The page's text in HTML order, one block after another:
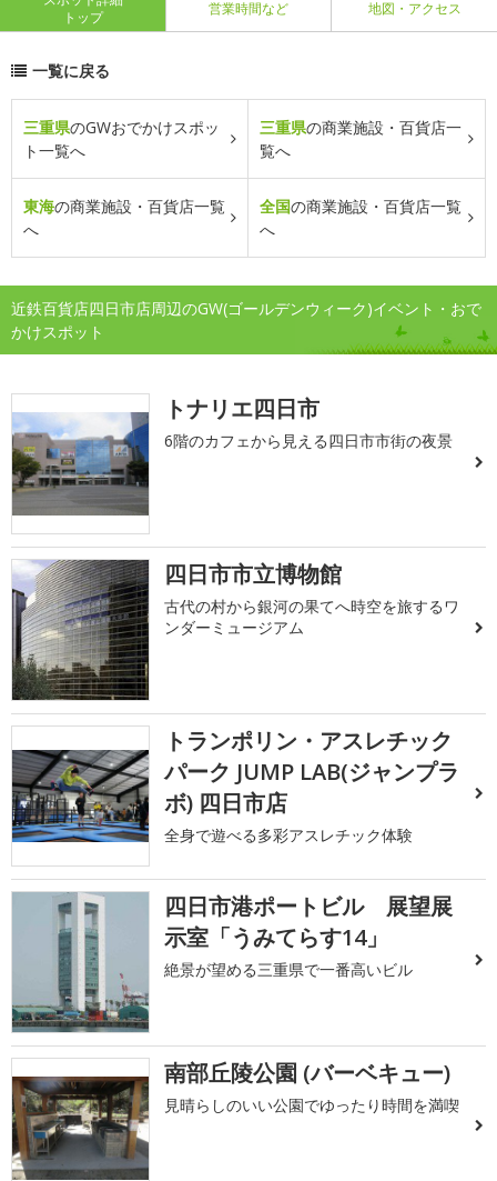
トップ
営業時間など 地図・アクセス
一覧に戻る
三重県のGWおでかけスポッ
ト一覧へ
三重県の商業施設・百貨店一
覧へ
東海の商業施設・百貨店一覧
へ
全国の商業施設・百貨店一覧
へ
近鉄百貨店四日市店周辺のGW(ゴールデンウィーク)イベント・おで
かけスポット
トナリエ四日市
6階のカフェから見える四日市市街の夜景
四日市市立博物館
古代の村から銀河の果てへ時空を旅するワ
ンダーミュージアム
トランポリン・アスレチック
パーク JUMP LAB(ジャンプラ
ボ) 四日市店
全身で遊べる多彩アスレチック体験
四日市港ポートビル 展望展
示室「うみてらす14」
絶景が望める三重県で一番高いビル
南部丘陵公園 (バーベキュー)
見晴らしのいい公園でゆったり時間を満喫